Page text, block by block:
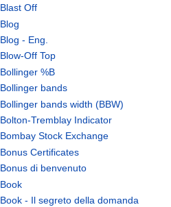
Blast Off
Blog
Blog - Eng.
Blow-Off Top
Bollinger %B
Bollinger bands
Bollinger bands width (BBW)
Bolton-Tremblay Indicator
Bombay Stock Exchange
Bonus Certificates
Bonus di benvenuto
Book
Book - Il segreto della domanda